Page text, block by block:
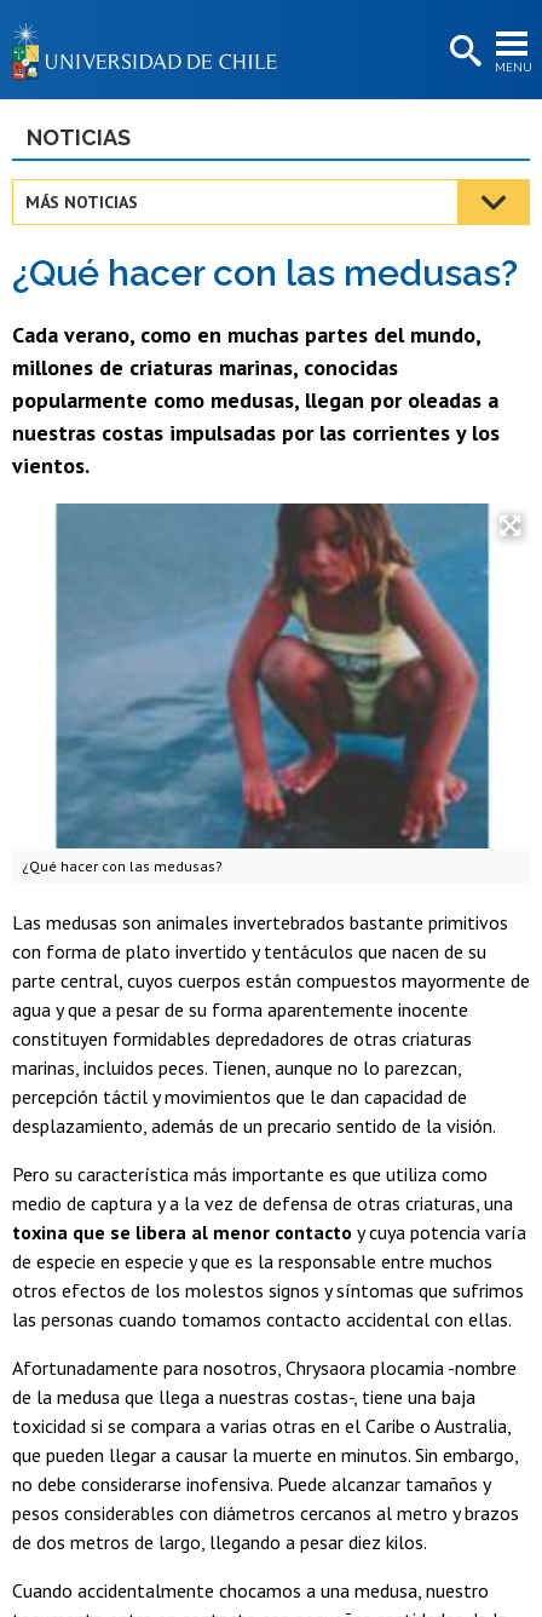
MENÚ
BIBLIOTECAS
Estudiantes
Académicas/os
Egresadas/os
NOTICIAS
MÁS NOTICIAS
¿Qué hacer con las medusas?
Cada verano, como en muchas partes del mundo,
millones de criaturas marinas, conocidas
popularmente como medusas, llegan por oleadas a
nuestras costas impulsadas por las corrientes y los
vientos.
¿Qué hacer con las medusas?
Las medusas son animales invertebrados bastante primitivos
con forma de plato invertido y tentáculos que nacen de su
parte central, cuyos cuerpos están compuestos mayormente de
agua y que a pesar de su forma aparentemente inocente
constituyen formidables depredadores de otras criaturas
marinas, incluidos peces. Tienen, aunque no lo parezcan,
percepción táctil y movimientos que le dan capacidad de
desplazamiento, además de un precario sentido de la visión.
Pero su característica más importante es que utiliza como
medio de captura y a la vez de defensa de otras criaturas, una
toxina que se libera al menor contacto y cuya potencia varía
de especie en especie y que es la responsable entre muchos
otros efectos de los molestos signos y síntomas que sufrimos
las personas cuando tomamos contacto accidental con ellas.
Afortunadamente para nosotros, Chrysaora plocamia -nombre
de la medusa que llega a nuestras costas-, tiene una baja
toxicidad si se compara a varias otras en el Caribe o Australia,
que pueden llegar a causar la muerte en minutos. Sin embargo,
no debe considerarse inofensiva. Puede alcanzar tamaños y
pesos considerables con diámetros cercanos al metro y brazos
de dos metros de largo, llegando a pesar diez kilos.
Cuando accidentalmente chocamos a una medusa, nuestro